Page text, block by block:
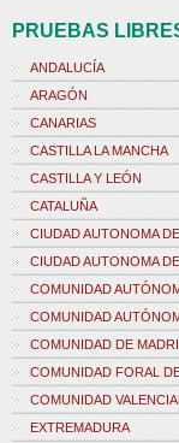
PRUEBAS
ANDALUCÍA
ARAGÓN
CANARIAS
CASTILLA LA MANCHA
CASTILLA Y LEÓN
CATALUÑA
CIUDAD AUTONOMA
CIUDAD AUTONOMA
COMUNIDAD
COMUNIDAD
COMUNIDAD DE
COMUNIDAD FORAL
COMUNIDAD
EXTREMADURA